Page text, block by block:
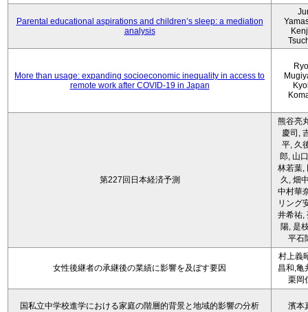
Parental educational aspirations and children’s sleep: a mediation
analysis
More than usage: expanding socioeconomic inequality in access to
remote work after COVID-19 in Japan
第227回日本経済予測
熊谷亮
慶司,
平, 久
郎, 山
林若葉,
久, 畑
中村華
リング
井希祐,
陽, 是
平石
女性後継者の承継後の業績に影響を及ぼす要因
村上義
昌和,亀
栗岡
国私立中学校進学における家庭の階層的背景と地域的影響の分析 濱本